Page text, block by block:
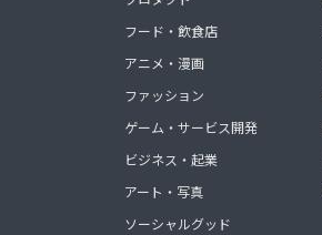
フード・飲食店
アニメ・漫画
ファッション
ゲーム・サービス開発
ビジネス・起業
アート・写真
ソーシャルグッド